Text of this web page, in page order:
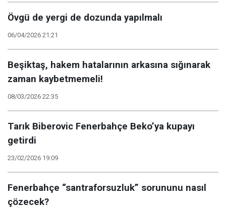
Övgü de yergi de dozunda yapılmalı
06/04/2026 21:21
Beşiktaş, hakem hatalarının arkasına sığınarak
zaman kaybetmemeli!
08/03/2026 22:35
Tarık Biberovic Fenerbahçe Beko’ya kupayı
getirdi
23/02/2026 19:09
Fenerbahçe “santraforsuzluk” sorununu nasıl
çözecek?